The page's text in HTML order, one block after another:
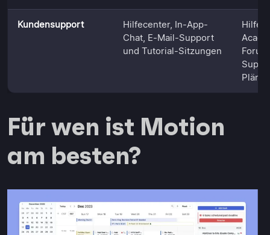
Kundensupport
Hilfecenter, In-App-
Chat, E-Mail-Support
und Tutorial-Sitzungen
Pläne)
Für wen ist Motion
am besten?